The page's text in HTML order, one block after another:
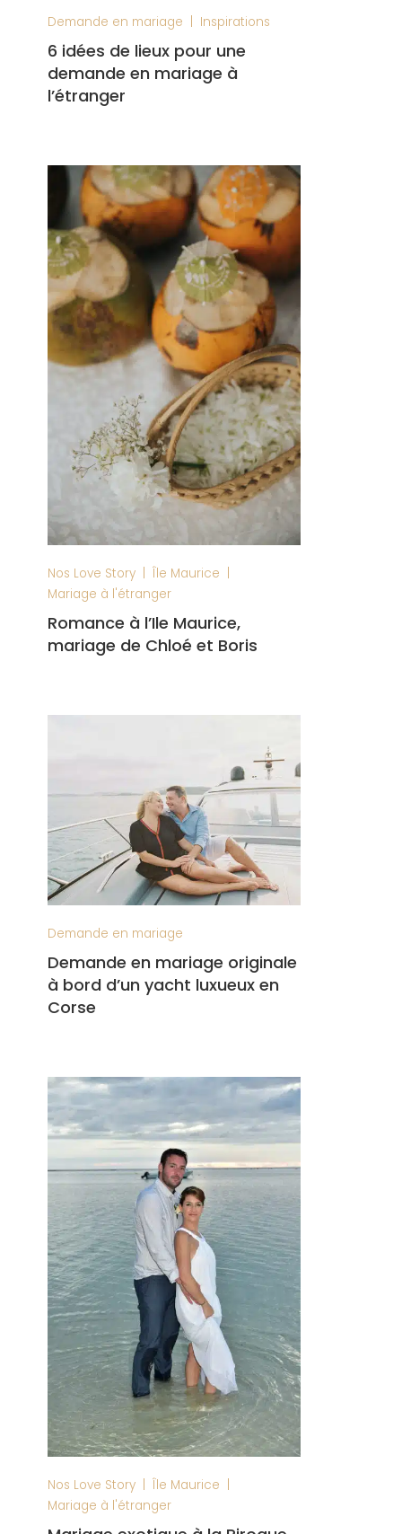
Demande en mariage | Inspirations
6 idées de lieux pour une
demande en mariage à
l’étranger
Nos Love Story | Île Maurice |
Mariage à l'étranger
Romance à l’Ile Maurice,
mariage de Chloé et Boris
Demande en mariage
Demande en mariage originale
à bord d’un yacht luxueux en
Corse
Nos Love Story | Île Maurice |
Mariage à l'étranger